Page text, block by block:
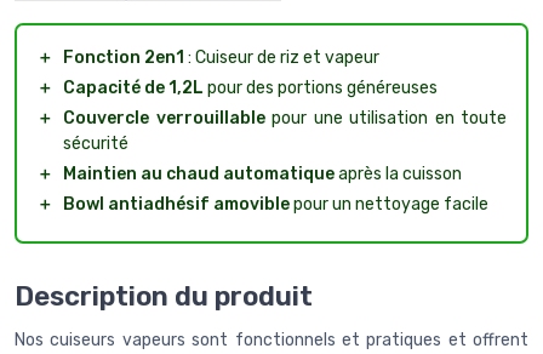
＋ Fonction 2en1 : Cuiseur de riz et vapeur
＋
Capacité de 1,2L pour des portions généreuses
＋
Couvercle verrouillablepour une utilisation en toute
sécurité
＋
Maintien au chaud automatiqueaprès la cuisson
＋
Bowl antiadhésif amoviblepour un nettoyage facile
Description du produit
Nos cuiseurs vapeurs sont fonctionnels et pratiques et offrent